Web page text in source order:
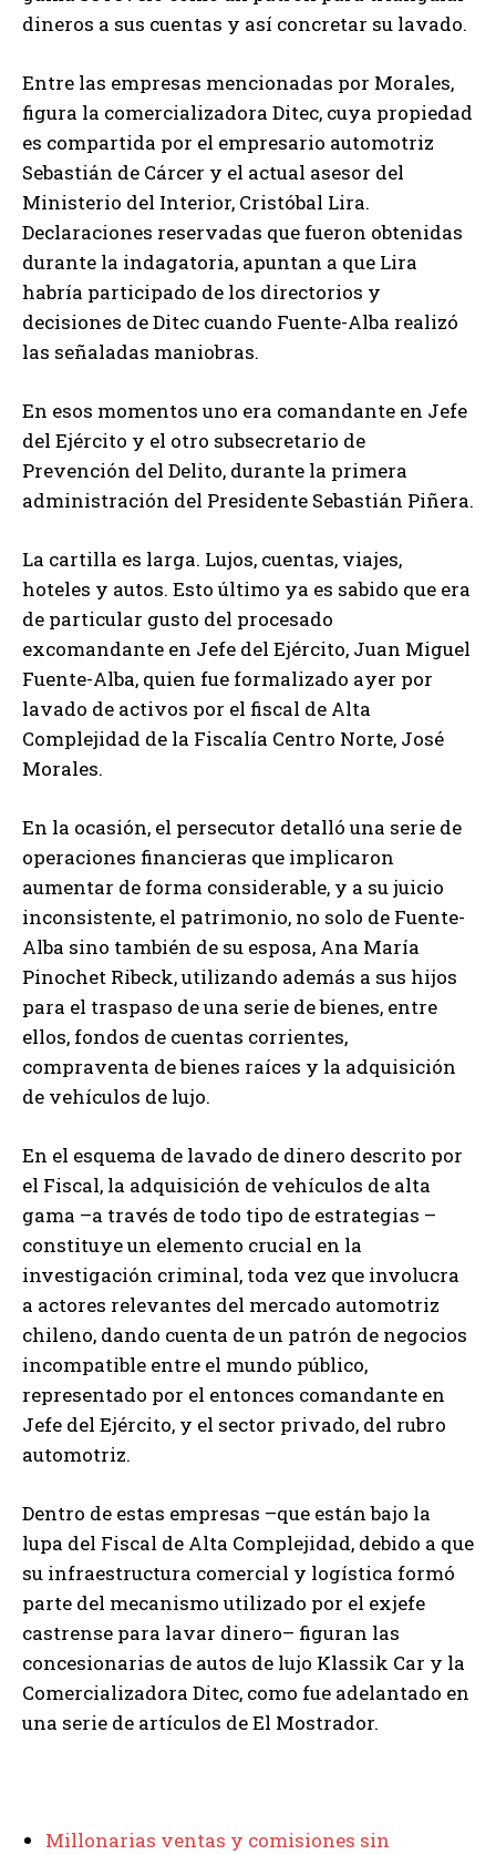
dineros a sus cuentas y así concretar su lavado.
Entre las empresas mencionadas por Morales,
figura la comercializadora Ditec, cuya propiedad
es compartida por el empresario automotriz
Sebastián de Cárcer y el actual asesor del
Ministerio del Interior, Cristóbal Lira.
Declaraciones reservadas que fueron obtenidas
durante la indagatoria, apuntan a que Lira
habría participado de los directorios y
decisiones de Ditec cuando Fuente-Alba realizó
las señaladas maniobras.
En esos momentos uno era comandante en Jefe
del Ejército y el otro subsecretario de
Prevención del Delito, durante la primera
administración del Presidente Sebastián Piñera.
La cartilla es larga. Lujos, cuentas, viajes,
hoteles y autos. Esto último ya es sabido que era
de particular gusto del procesado
excomandante en Jefe del Ejército, Juan Miguel
Fuente-Alba, quien fue formalizado ayer por
lavado de activos por el fiscal de Alta
Complejidad de la Fiscalía Centro Norte, José
Morales.
En la ocasión, el persecutor detalló una serie de
operaciones financieras que implicaron
aumentar de forma considerable, y a su juicio
inconsistente, el patrimonio, no solo de Fuente-
Alba sino también de su esposa, Ana María
Pinochet Ribeck, utilizando además a sus hijos
para el traspaso de una serie de bienes, entre
ellos, fondos de cuentas corrientes,
compraventa de bienes raíces y la adquisición
de vehículos de lujo.
En el esquema de lavado de dinero descrito por
el Fiscal, la adquisición de vehículos de alta
gama –a través de todo tipo de estrategias –
constituye un elemento crucial en la
investigación criminal, toda vez que involucra
a actores relevantes del mercado automotriz
chileno, dando cuenta de un patrón de negocios
incompatible entre el mundo público,
representado por el entonces comandante en
Jefe del Ejército, y el sector privado, del rubro
automotriz.
Dentro de estas empresas –que están bajo la
lupa del Fiscal de Alta Complejidad, debido a que
su infraestructura comercial y logística formó
parte del mecanismo utilizado por el exjefe
castrense para lavar dinero– figuran las
concesionarias de autos de lujo Klassik Car y la
Comercializadora Ditec, como fue adelantado en
una serie de artículos de El Mostrador.
Millonarias ventas y comisiones sin